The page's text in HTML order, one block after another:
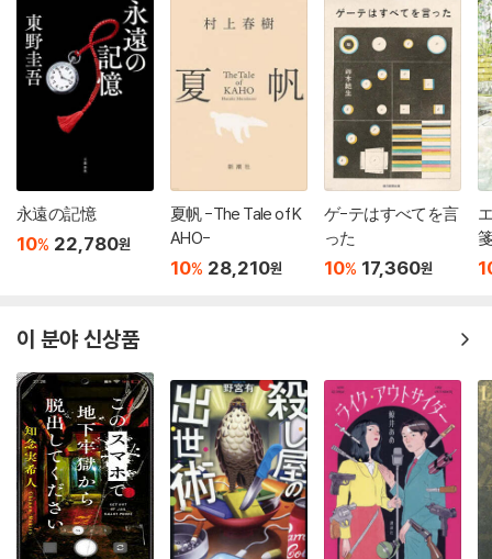
永遠の記憶
10% 22,780원
夏帆 -The Tale of K
AHO-
10% 28,210원
ゲ-テはすべてを言
った
10% 17,360원
이 분야 신상품